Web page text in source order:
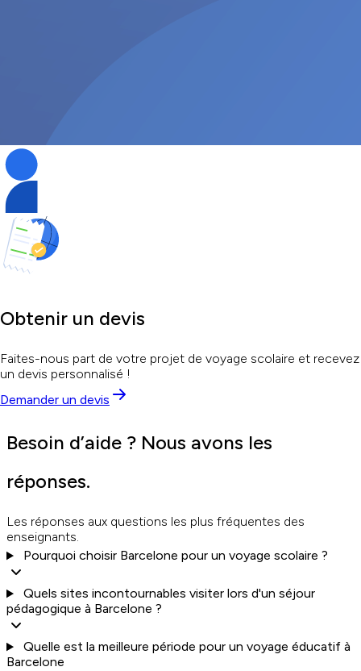
Obtenir un devis
Faites-nous part de votre projet de voyage scolaire et recevez
un devis personnalisé !
Demander un devis
Besoin d’aide ? Nous avons les
réponses.
Les réponses aux questions les plus fréquentes des
enseignants.
Pourquoi choisir Barcelone pour un voyage scolaire ?
Quels sites incontournables visiter lors d'un séjour
pédagogique à Barcelone ?
Quelle est la meilleure période pour un voyage éducatif à
Barcelone